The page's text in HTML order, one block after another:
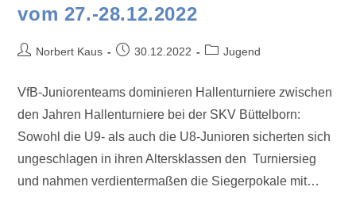
vom 27.-28.12.2022
Norbert Kaus 30.12.2022 Jugend
VfB-Juniorenteams dominieren Hallenturniere zwischen
den Jahren Hallenturniere bei der SKV Büttelborn:
Sowohl die U9- als auch die U8-Junioren sicherten sich
ungeschlagen in ihren Altersklassen den Turniersieg
und nahmen verdientermaßen die Siegerpokale mit…